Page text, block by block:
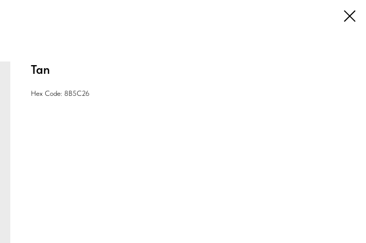
Tan
Hex Code: 8B5C26